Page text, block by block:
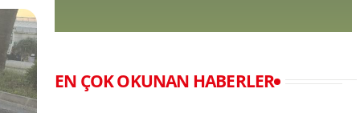
EN ÇOK OKUNAN HABERLER